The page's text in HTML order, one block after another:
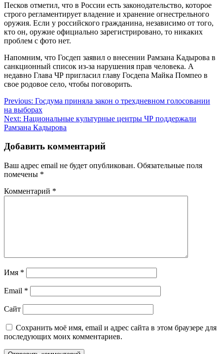
Песков отметил, что в России есть законодательство, которое
строго регламентирует владение и хранение огнестрельного
оружия. Если у российского гражданина, независимо от того,
кто он, оружие официально зарегистрировано, то никаких
проблем с фото нет.
Напомним, что Госдеп заявил о внесении Рамзана Кадырова в
санкционный список из-за нарушения прав человека. А
недавно Глава ЧР пригласил главу Госдепа Майка Помпео в
свое родовое село, чтобы поговорить.
Навигация
по
записям
Previous: Госдума приняла закон о трехдневном голосовании
на выборах
Next: Национальные культурные центры ЧР поддержали
Рамзана Кадырова
Добавить комментарий
Ваш адрес email не будет опубликован. Обязательные поля
помечены *
Комментарий *
Имя *
Email *
Сайт
Сохранить моё имя, email и адрес сайта в этом браузере для
последующих моих комментариев.